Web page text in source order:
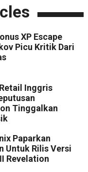
XP Escape
Picu Kritik Dari
Inggris
Tinggalkan
Paparkan
Untuk Rilis Versi
Revelation